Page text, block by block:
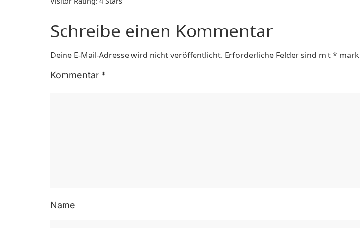
Schreibe einen Kommentar
Deine E-Mail-Adresse wird nicht veröffentlicht. Erforderliche Felder sind mit*
Kommentar *
Name